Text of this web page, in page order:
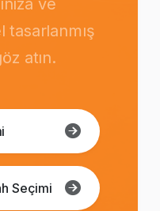
ve
tasarlanmış
atın.
Seçimi